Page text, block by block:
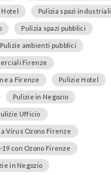
Hotel Pulizia spazi industriali
Pulizia spazi pubblici
Pulizie ambienti pubblici
Firenze
a Firenze Pulizie Hotel
Pulizie in Negozio
Ufficio
Virus Ozono Firenze
con Ozono Firenze
in Negozio